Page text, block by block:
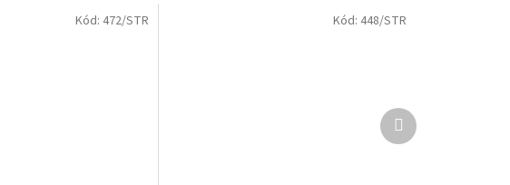
Kód: 472/STR Kód: 448/STR
Další
produkt